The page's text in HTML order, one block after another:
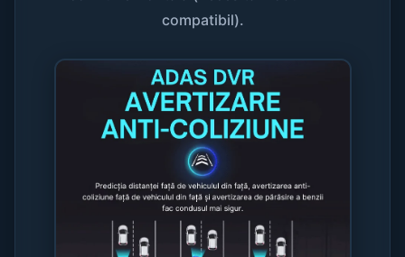
compatibil).